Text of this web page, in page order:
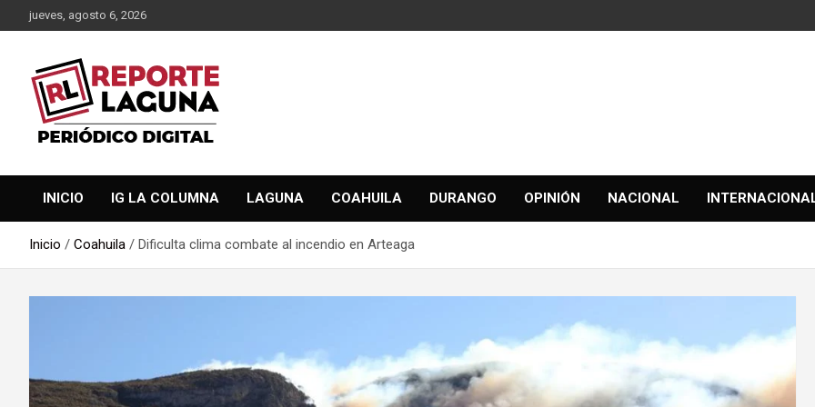
Saltar
al
jueves, agosto 6, 2026
Reporte Laguna
INICIO IG LA COLUMNA LAGUNA COAHUILA DURANGO OPINIÓN NACIONAL
Inicio Coahuila Dificulta clima combate al incendio en Arteaga